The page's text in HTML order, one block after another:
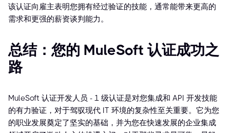
该认证向雇主表明您拥有经过验证的技能，通常能带来更高的
需求和更强的薪资谈判能力。
总结：您的 MuleSoft 认证成功之
路
MuleSoft 认证开发人员 - 1 级认证是对您集成和 API 开发技能
的有力验证，对于驾驭现代 IT 环境的复杂性至关重要。它为您
的职业发展奠定了坚实的基础，并为您在快速发展的企业集成